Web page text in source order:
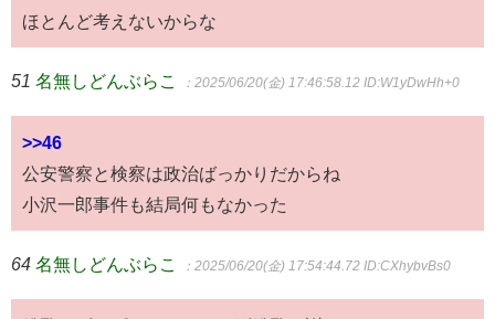
ほとんど考えないからな
51 名無しどんぶらこ ：2025/06/20(金) 17:46:58.12 ID:W1yDwHh+0
>>46
公安警察と検察は政治ばっかりだからね
小沢一郎事件も結局何もなかった
64 名無しどんぶらこ ：2025/06/20(金) 17:54:44.72 ID:CXhybvBs0